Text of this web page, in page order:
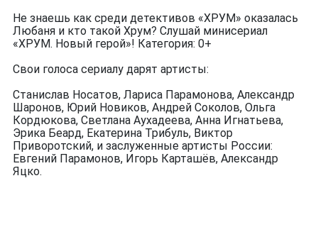
Не знаешь как среди детективов «ХРУМ» оказалась
Любаня и кто такой Хрум? Слушай минисериал
«ХРУМ. Новый герой»! Категория: 0+
Свои голоса сериалу дарят артисты:
Станислав Носатов, Лариса Парамонова, Александр
Шаронов, Юрий Новиков, Андрей Соколов, Ольга
Кордюкова, Светлана Аухадеева, Анна Игнатьева,
Эрика Беард, Екатерина Трибуль, Виктор
Приворотский, и заслуженные артисты России:
Евгений Парамонов, Игорь Карташёв, Александр
Яцко.